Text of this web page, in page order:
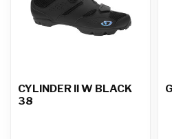
CYLINDER II W BLACK
38